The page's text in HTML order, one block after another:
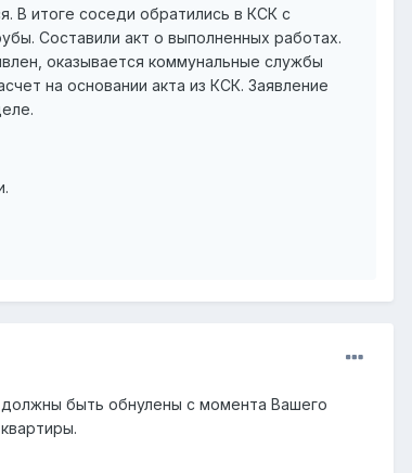
В итоге соседи обратились в КСК с
Составили акт о выполненных работах.
оказывается коммунальные службы
на основании акта из КСК. Заявление
должны быть обнулены с момента Вашего